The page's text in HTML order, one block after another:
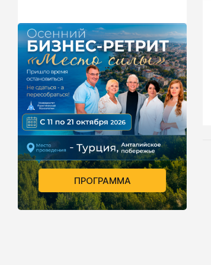
ПРОГРАММА